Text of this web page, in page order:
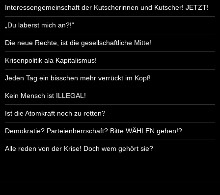
Interessengemeinschaft der Kutscherinnen und Kutscher! JETZT!
„Du laberst mich an?!“
Die neue Rechte, ist die gesellschaftliche Mitte!
Krisenpolitik ala Kapitalismus!
Jeden Tag ein bisschen mehr verrückt im Kopf!
Kein Mensch ist ILLEGAL!
Ist die Atomkraft noch zu retten?
Demokratie? Parteienherrschaft? Bitte WÄHLEN gehen!?
Alle reden von der Krise! Doch wem gehört sie?